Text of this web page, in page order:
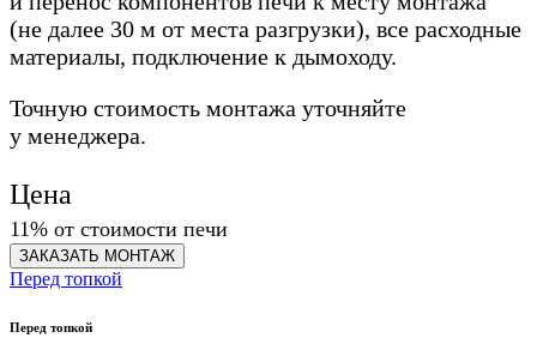
(не далее 30 м от места разгрузки), все расходные
материалы, подключение к дымоходу.
Точную стоимость монтажа уточняйте
у менеджера.
Цена
11% от стоимости печи
ЗАКАЗАТЬ МОНТАЖ
Перед топкой
Перед топкой